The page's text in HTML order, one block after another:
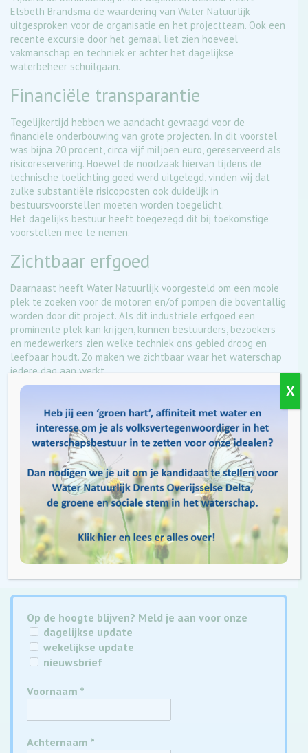
Elsbeth Brandsma de waardering van Water Natuurlijk
uitgesproken voor de organisatie en het projectteam. Ook een
recente excursie door het gemaal liet zien hoeveel
vakmanschap en techniek er achter het dagelijkse
waterbeheer schuilgaan.
Financiële transparantie
Tegelijkertijd hebben we aandacht gevraagd voor de
financiële onderbouwing van grote projecten. In dit voorstel
was bijna 20 procent, circa vijf miljoen euro, gereserveerd als
risicoreservering. Hoewel de noodzaak hiervan tijdens de
technische toelichting goed werd uitgelegd, vinden wij dat
zulke substantiële risicoposten ook duidelijk in
bestuursvoorstellen moeten worden toegelicht.
Het dagelijks bestuur heeft toegezegd dit bij toekomstige
voorstellen mee te nemen.
Zichtbaar erfgoed
Daarnaast heeft Water Natuurlijk voorgesteld om een mooie
plek te zoeken voor de motoren en/of pompen die boventallig
worden door dit project. Als dit industriële erfgoed een
prominente plek kan krijgen, kunnen bestuurders, bezoekers
en medewerkers zien welke techniek ons gebied droog en
leefbaar houdt. Zo maken we zichtbaar waar het waterschap
iedere dag aan werkt.
Het dagelijks bestuur heeft toegezegd te onderzoeken of de
waterschapsgebied.
Het is een tastbare manier om te laten zien hoe belangrijk
het werk van het waterschap is. Zonder gemalen zouden
grote delen van ons gebied niet veilig zijn om te wonen,
werken of landbouw te bedrijven. Door die techniek zichtbaar
te maken, groeit ook het begrip en de waardering voor ons
waterschap.
Op de hoogte blijven? Meld je aan voor onze
dagelijkse update
wekelijkse update
nieuwsbrief
Voornaam *
Achternaam *
X